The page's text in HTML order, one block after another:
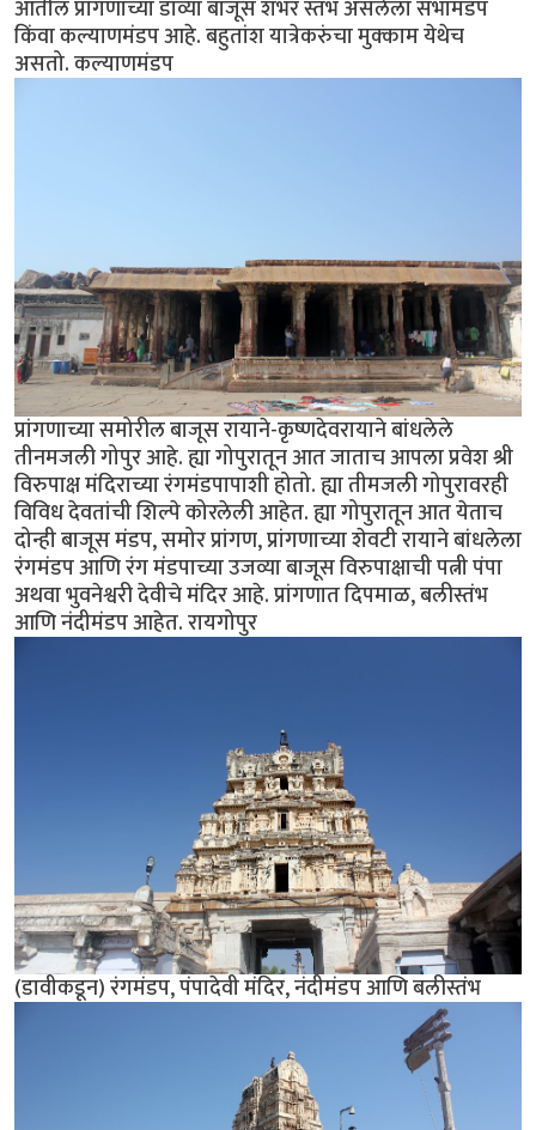
आतील प्रांगणाच्या डाव्या बाजूस शंभर स्तंभ असलेला सभामंडप
किंवा कल्याणमंडप आहे. बहुतांश यात्रेकरुंचा मुक्काम येथेच
असतो. कल्याणमंडप
प्रांगणाच्या समोरील बाजूस रायाने-कृष्णदेवरायाने बांधलेले
तीनमजली गोपुर आहे. ह्या गोपुरातून आत जाताच आपला प्रवेश श्री
विरुपाक्ष मंदिराच्या रंगमंडपापाशी होतो. ह्या तीमजली गोपुरावरही
विविध देवतांची शिल्पे कोरलेली आहेत. ह्या गोपुरातून आत येताच
दोन्ही बाजूस मंडप, समोर प्रांगण, प्रांगणाच्या शेवटी रायाने बांधलेला
रंगमंडप आणि रंग मंडपाच्या उजव्या बाजूस विरुपाक्षाची पत्नी पंपा
अथवा भुवनेश्वरी देवीचे मंदिर आहे. प्रांगणात दिपमाळ, बलीस्तंभ
आणि नंदीमंडप आहेत. रायगोपुर
(डावीकडून) रंगमंडप, पंपादेवी मंदिर, नंदीमंडप आणि बलीस्तंभ